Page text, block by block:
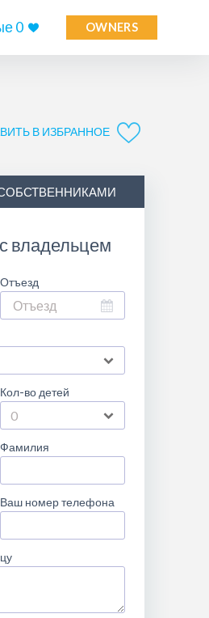
0 OWNERS
В ИЗБРАННОЕ
владельцем
Отъезд
Кол-во детей
Фамилия
Ваш номер телефона